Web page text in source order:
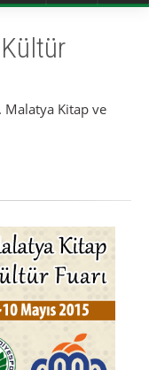
Malatya Kitap ve